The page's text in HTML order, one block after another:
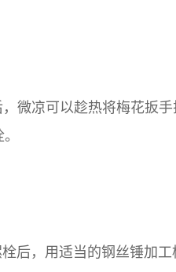
微凉可以趁热将梅花扳
后，用适当的钢丝锤加